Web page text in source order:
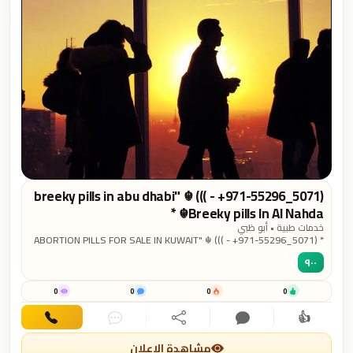
breeky pills in abu dhabi" ☬ ((( - +971-55296_5071)
* ☬Breeky pills In Al Nahda
خدمات طبية • أبو ظبي
ABORTION PILLS FOR SALE IN KUWAIT" ☬ ((( - +971-55296_5071) *
☬ Al Qusais, Al Nahda, Jumeirah, Jumeirah Bay Island, Jumeirah
Lakes Towers, Downtown Dubai, Dubai Marina, JBR, Business Bay, Al
Barsha, Al Barsha South, Al Quoz
٩٠٠
0
0
0
0
👍اهتمام تعليق مشاركة دردشة اتصال
مشاهدة الإعلان